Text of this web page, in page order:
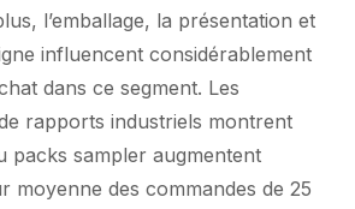
l’emballage, la présentation et
influencent considérablement
dans ce segment. Les
rapports industriels montrent
packs sampler augmentent
moyenne des commandes de 25